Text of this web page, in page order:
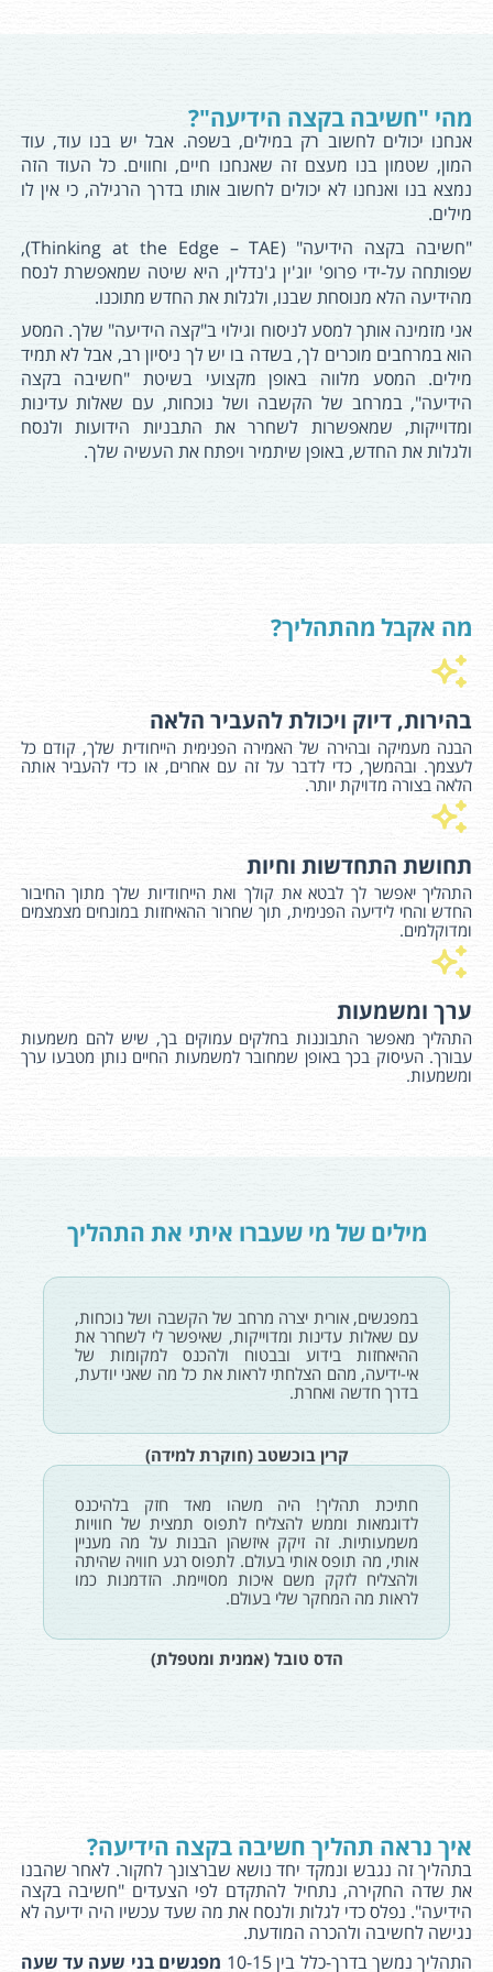
מהי "חשיבה בקצה הידיעה"?
אנחנו יכולים לחשוב רק במילים, בשפה. אבל יש בנו עוד, עוד
המון, שטמון בנו מעצם זה שאנחנו חיים, וחווים. כל העוד הזה
נמצא בנו ואנחנו לא יכולים לחשוב אותו בדרך הרגילה, כי אין לו
מילים.
"חשיבה בקצה הידיעה" (Thinking at the Edge – TAE),
שפותחה על-ידי פרופ' יוג'ין ג'נדלין, היא שיטה שמאפשרת לנסח
מהידיעה הלא מנוסחת שבנו, ולגלות את החדש מתוכנו.
אני מזמינה אותך למסע לניסוח וגילוי ב"קצה הידיעה" שלך. המסע
הוא במרחבים מוכרים לך, בשדה בו יש לך ניסיון רב, אבל לא תמיד
מילים. המסע מלווה באופן מקצועי בשיטת "חשיבה בקצה
הידיעה", במרחב של הקשבה ושל נוכחות, עם שאלות עדינות
ומדוייקות, שמאפשרות לשחרר את התבניות הידועות ולנסח
ולגלות את החדש, באופן שיתמיר ויפתח את העשיה שלך.
מה אקבל מהתהליך?
בהירות, דיוק ויכולת להעביר הלאה
הבנה מעמיקה ובהירה של האמירה הפנימית הייחודית שלך, קודם כל
לעצמך. ובהמשך, כדי לדבר על זה עם אחרים, או כדי להעביר אותה
הלאה בצורה מדויקת יותר.
תחושת התחדשות וחיות
התהליך יאפשר לך לבטא את קולך ואת הייחודיות שלך מתוך החיבור
החדש והחי לידיעה הפנימית, תוך שחרור ההאיחזות במונחים מצמצמים
ומדוקלמים.
ערך ומשמעות
התהליך מאפשר התבוננות בחלקים עמוקים בך, שיש להם משמעות
עבורך. העיסוק בכך באופן שמחובר למשמעות החיים נותן מטבעו ערך
ומשמעות.
מילים של מי שעברו איתי את התהליך
במפגשים, אורית יצרה מרחב של הקשבה ושל נוכחות,
עם שאלות עדינות ומדוייקות, שאיפשר לי לשחרר את
ההיאחזות בידוע ובבטוח ולהכנס למקומות של
אי-ידיעה, מהם הצלחתי לראות את כל מה שאני יודעת,
בדרך חדשה ואחרת.
קרין בוכשטב (חוקרת למידה)
חתיכת תהליך! היה משהו מאד חזק בלהיכנס
לדוגמאות וממש להצליח לתפוס תמצית של חוויות
משמעותיות. זה זיקק איזשהן הבנות על מה מעניין
אותי, מה תופס אותי בעולם. לתפוס רגע חוויה שהיתה
ולהצליח לזקק משם איכות מסויימת. הזדמנות כמו
לראות מה המחקר שלי בעולם.
הדס טובל (אמנית ומטפלת)
איך נראה תהליך חשיבה בקצה הידיעה?
בתהליך זה נגבש ונמקד יחד נושא שברצונך לחקור. לאחר שהבנו
את שדה החקירה, נתחיל להתקדם לפי הצעדים "חשיבה בקצה
הידיעה". נפלס כדי לגלות ולנסח את מה שעד עכשיו היה ידיעה לא
נגישה לחשיבה ולהכרה המודעת.
התהליך נמשך בדרך-כלל בין 10-15
מפגשים בני שעה עד שעה